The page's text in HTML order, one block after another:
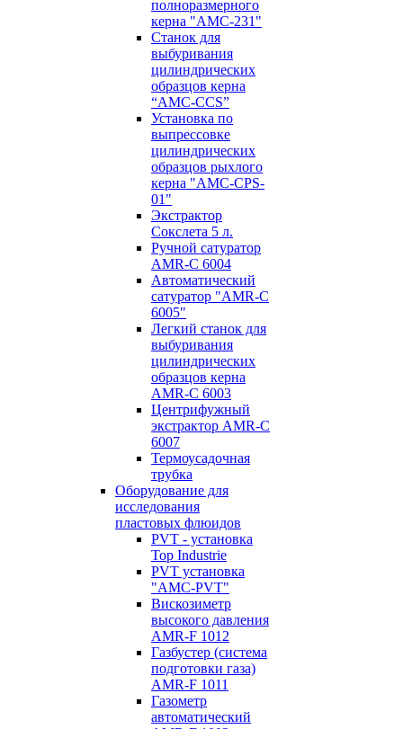
полноразмерного
керна "AMC-231"
Станок для
выбуривания
цилиндрических
образцов керна
“AMC-CCS”
Установка по
выпресcовке
цилиндрических
образцов рыхлого
керна "AMC-CPS-
01"
Экстрактор
Сокслета 5 л.
Ручной сатуратор
AMR-C 6004
Автоматический
сатуратор "AMR-C
6005"
Легкий станок для
выбуривания
цилиндрических
образцов керна
AMR-C 6003
Центрифужный
экстрактор AMR-C
6007
Термоусадочная
трубка
Оборудование для
исследования
пластовых флюидов
PVT - установка
Top Industrie
PVT установка
"AMC-PVT"
Вискозиметр
высокого давления
AMR-F 1012
Газбустер (система
подготовки газа)
AMR-F 1011
Газометр
автоматический